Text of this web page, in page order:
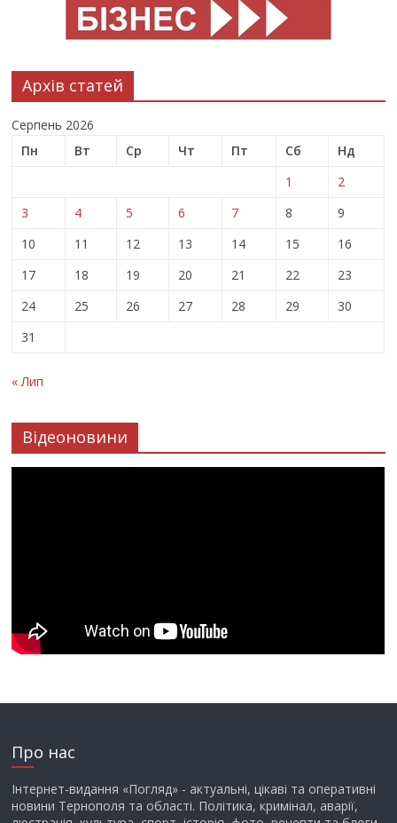
Архів статей
Серпень 2026
Пн
Вт Ср Чт Пт Сб
Нд
1
2
3
4 5 6 7 8
9
10
11 12 13 14 15
16
17
18 19 20 21 22
23
24
25 26 27 28 29
30
31
« Лип
Відеоновини
Про нас
Інтернет-видання «Погляд» - актуальні, цікаві та оперативні
новини Тернополя та області. Політика, кримінал, аварії,